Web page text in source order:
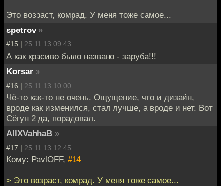
Это возраст, комрад. У меня тоже самое...
spetrov »
#15 | 25.11.13 09:43
А как красиво было названо - заруба!!!
Korsar »
#16 | 25.11.13 10:00
Чё-то как-то не очень. Ощущение, что и дизайн,
вроде как изменился, стал лучше, а вроде и нет. Вот
Сёгун 2 да, порадовал.
AllXVahhaB »
#17 | 25.11.13 12:45
Кому: PavlOFF, #14
> Это возраст, комрад. У меня тоже самое...